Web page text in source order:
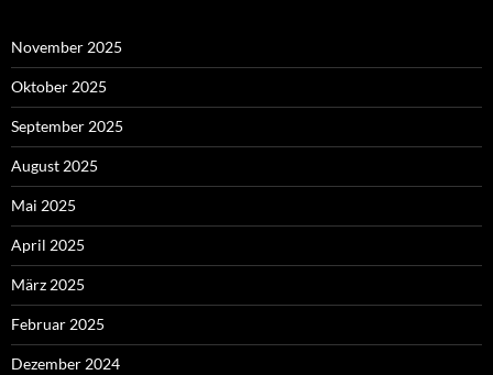
November 2025
Oktober 2025
September 2025
August 2025
Mai 2025
April 2025
März 2025
Februar 2025
Dezember 2024